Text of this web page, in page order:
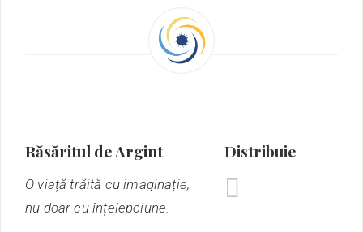
Răsăritul de Argint
O viață trăită cu imaginație,
nu doar cu înțelepciune.
Distribuie